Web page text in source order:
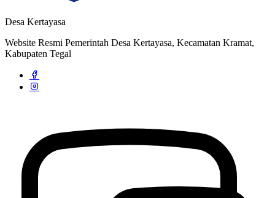
Desa Kertayasa
Website Resmi Pemerintah Desa Kertayasa, Kecamatan Kramat,
Kabupaten Tegal